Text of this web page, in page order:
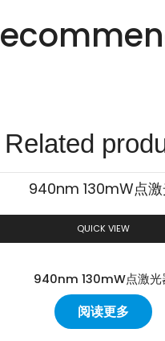
新的激光解
案。
Related
QUICK VIEW
940nm 130mW点激光
阅读更多